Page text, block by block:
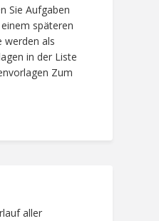
Sie Aufgaben
späteren
werden als
in der Liste
Zum
aller